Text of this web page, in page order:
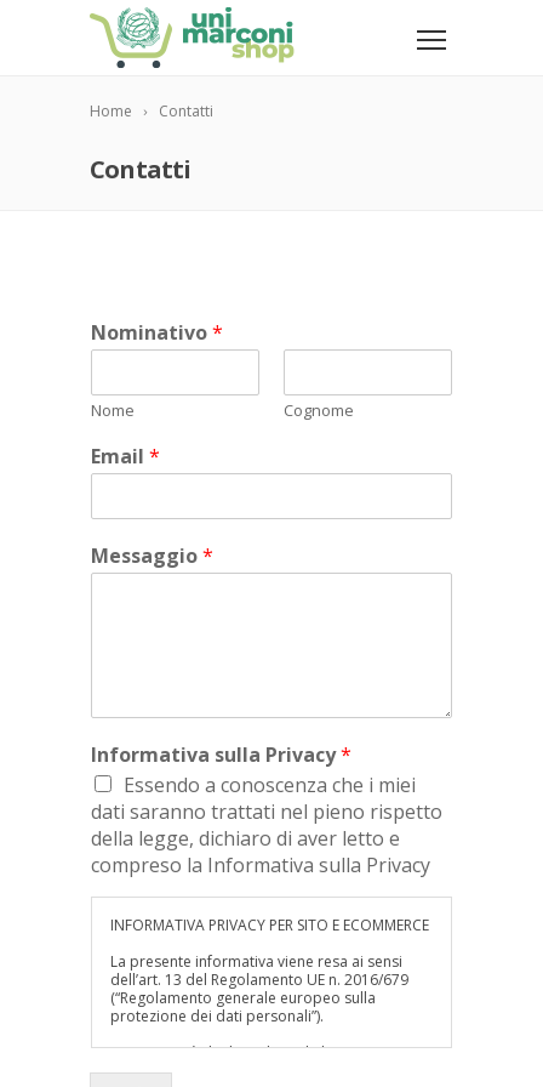
Home Contatti
Contatti
Nominativo*
Nome Cognome
Email *
Messaggio*
Informativa sulla Privacy*
Essendo a conoscenza che i miei
dati saranno trattati nel pieno rispetto
della legge, dichiaro di aver letto e
compreso la Informativa sulla Privacy
INFORMATIVA PRIVACY PER SITO E ECOMMERCE
La presente informativa viene resa ai sensi
dell’art. 13 del Regolamento UE n. 2016/679
(“Regolamento generale europeo sulla
protezione dei dati personali”).
La Università degli studi Guglielmo Marconi –
Telematica, in persona del suo Legale